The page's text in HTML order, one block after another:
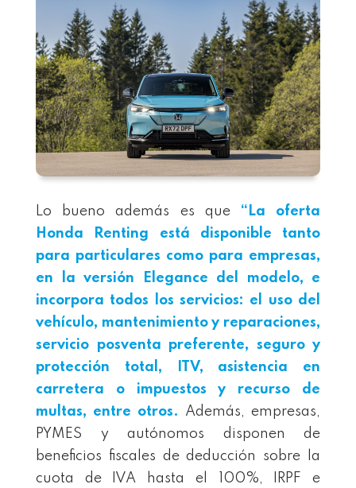
Lo bueno además es que “ La oferta
Honda Renting está disponible tanto
para particulares como para empresas,
en la versión Elegance del modelo, e
incorpora todos los servicios: el uso del
vehículo, mantenimiento y reparaciones,
servicio posventa preferente, seguro y
protección total, ITV, asistencia en
carretera o impuestos y recurso de
multas, entre otros.
Además, empresas,
PYMES y autónomos disponen de
beneficios fiscales de deducción sobre la
cuota de IVA hasta el 100%, IRPF e